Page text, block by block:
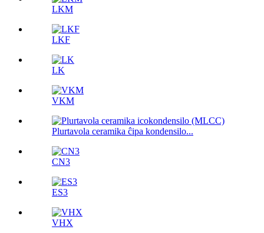
LKM
LKF
LK
VKM
Plurtavola ceramika ĉipa kondensilo...
CN3
ES3
VHX